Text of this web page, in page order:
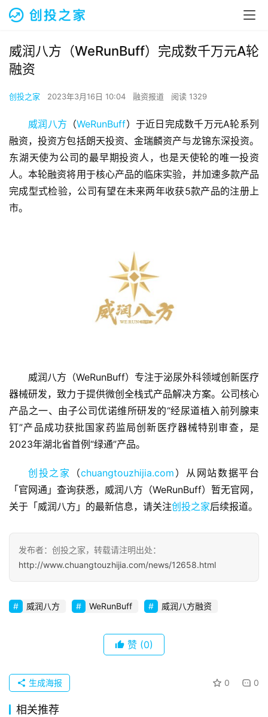
融
报
道
业
观
初
创
业
布
并
登录
投稿
威润八方（WeRunBuff）完成数千万元A轮
融资
创投之家 2023年3月16日 10:04 融资报道 阅读 1329
威润八方 （WeRunBuff）于近日完成数千万元A轮系列
融资，投资方包括朗天投资、金瑞麟资产与龙锦东深投资。
东湖天使为公司的最早期投资人，也是天使轮的唯一投资
人。本轮融资将用于核心产品的临床实验，并加速多款产品
完成型式检验，公司有望在未来两年收获5款产品的注册上
市。
威润八方（WeRunBuff）专注于泌尿外科领域创新医疗
器械研发，致力于提供微创全栈式产品解决方案。公司核心
产品之一、由子公司优诺维所研发的“经尿道植入前列腺束
钉”产品成功获批国家药监局创新医疗器械特别审查，是
2023年湖北省首例“绿通”产品。
创投之家 （chuangtouzhijia.com ）从网站数据平台
「官网通」查询获悉，威润八方（WeRunBuff）暂无官网，
关于「威润八方」的最新信息，请关注创投之家后续报道。
发布者：创投之家，转载请注明出处：
http://www.chuangtouzhijia.com/news/12658.html
威润八方 WeRunBuff 威润八方融资
赞 (0)
0 0
生成海报
相关推荐